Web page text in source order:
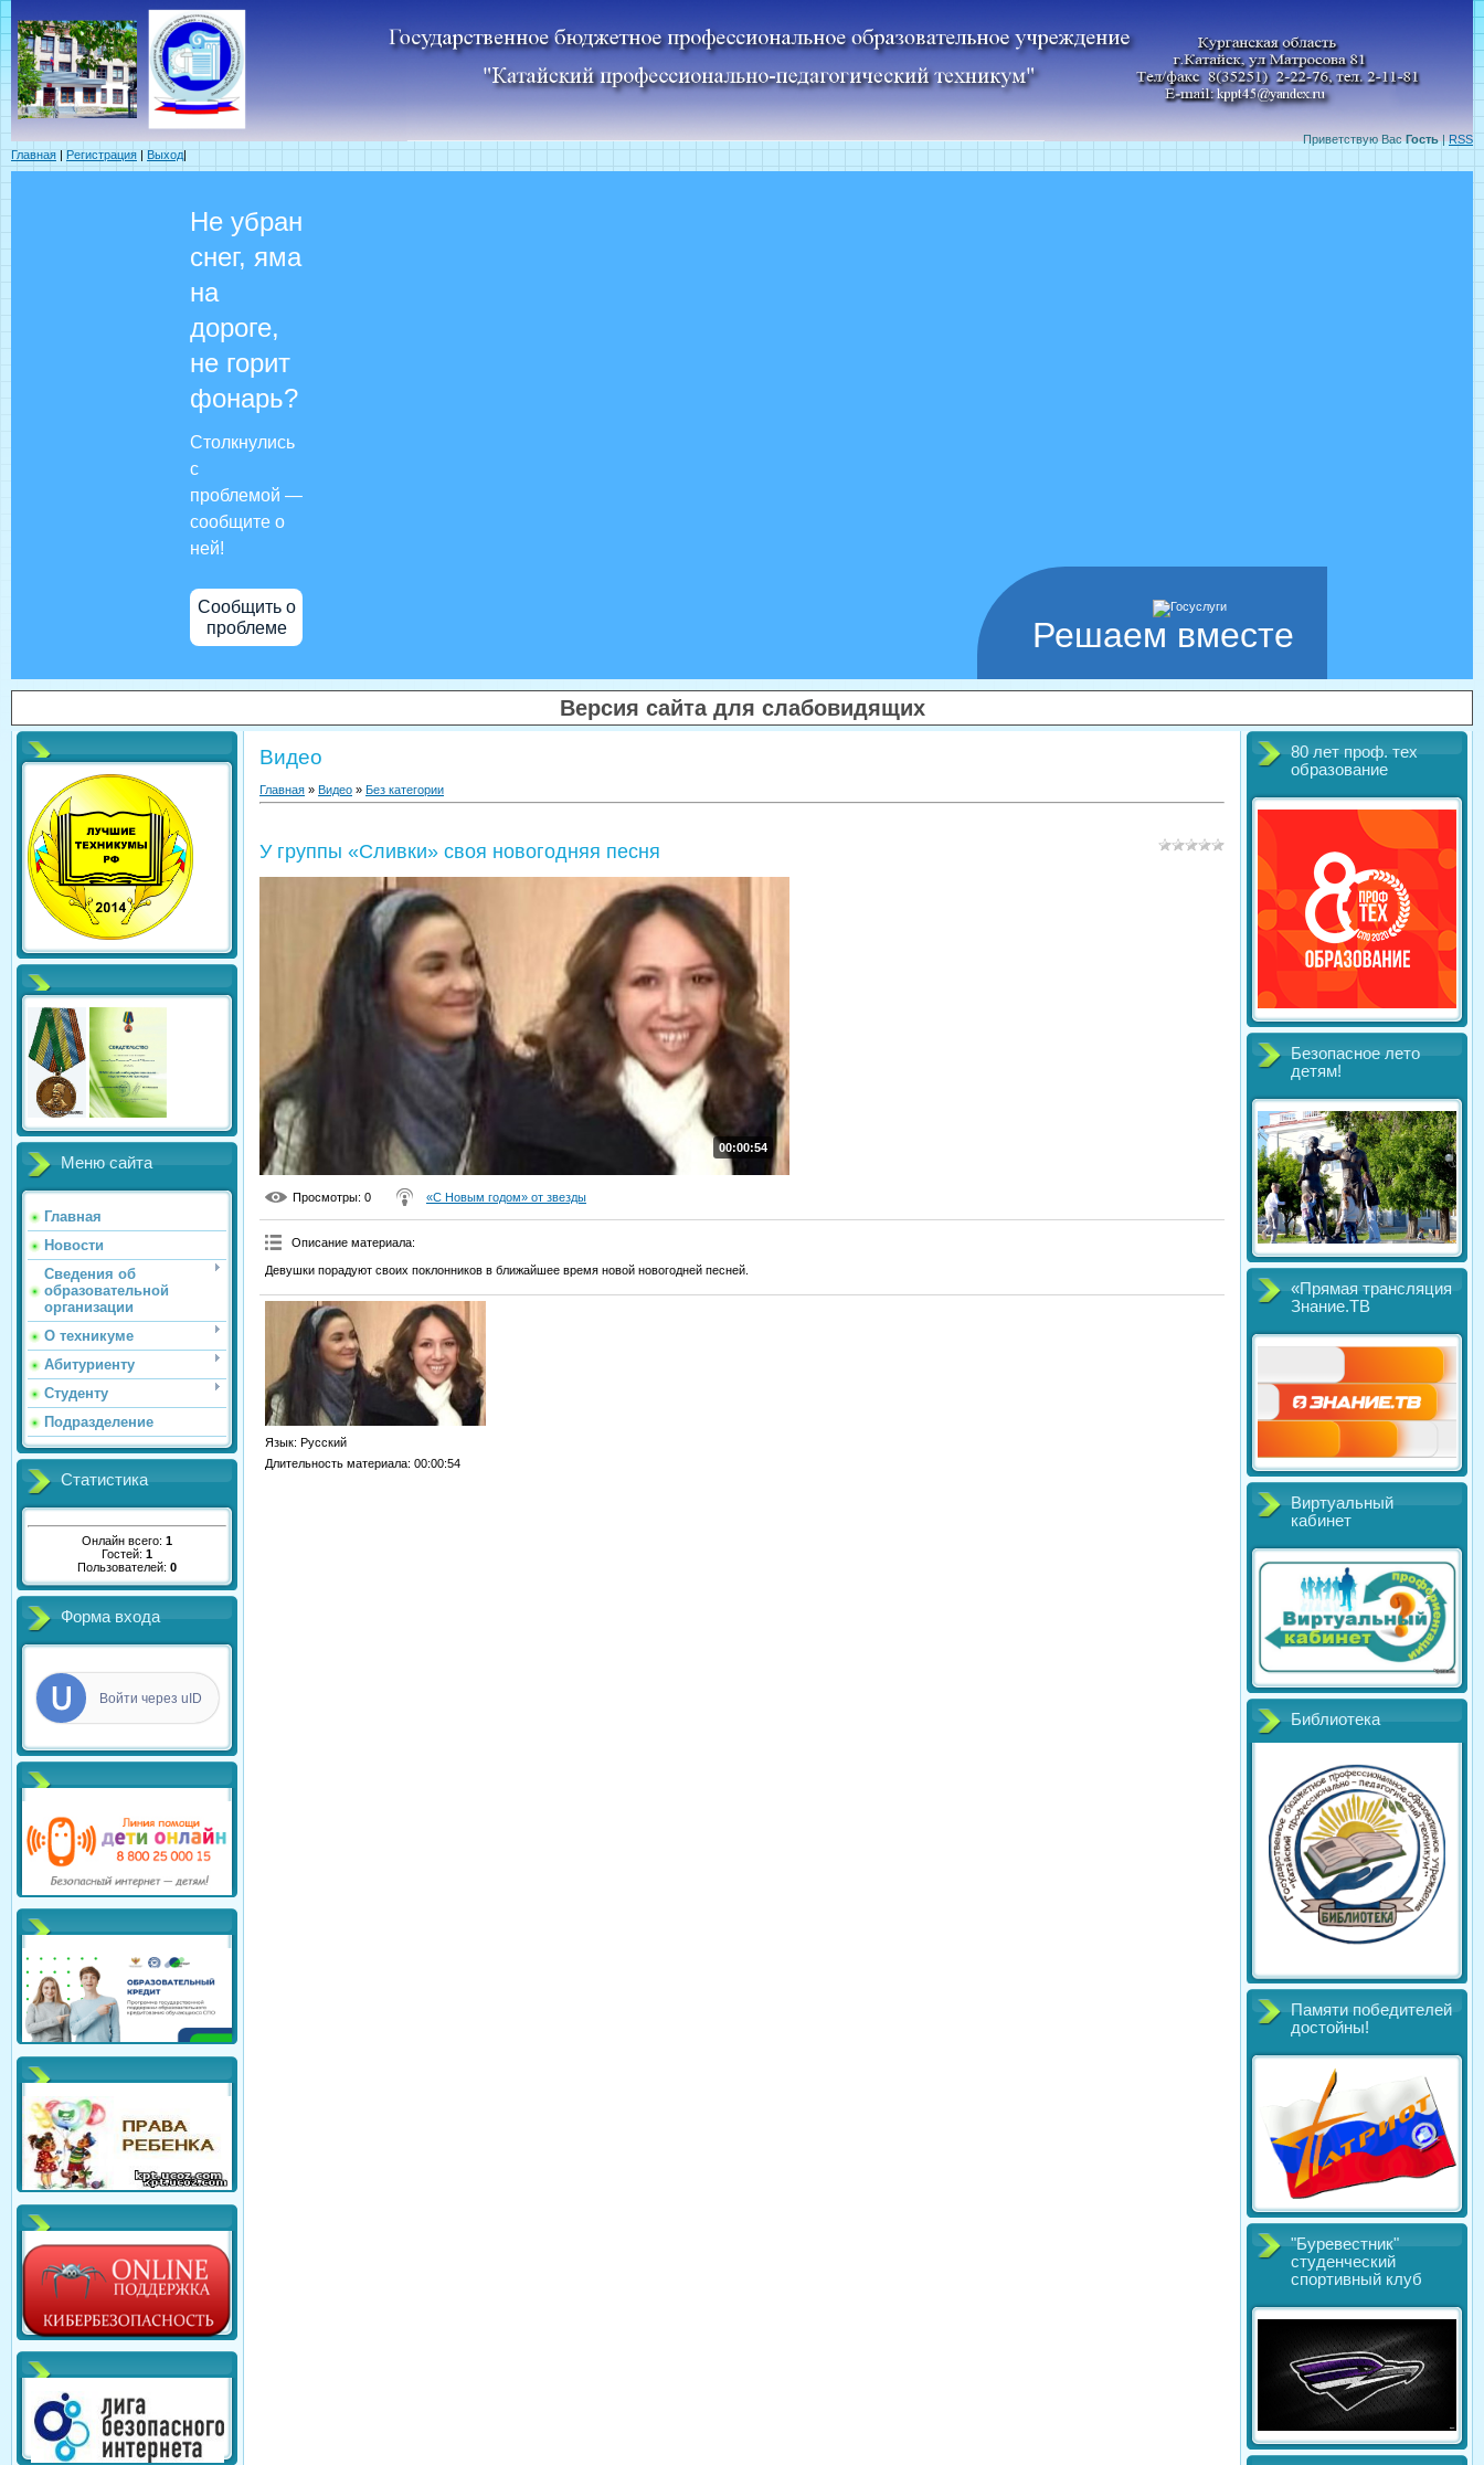
Приветствую Вас Гость|RSS
Главная | Регистрация | Выход|
Решаем вместе
Не убран
снег, яма
на
дороге,
не горит
фонарь?
Столкнулись
с
проблемой —
сообщите о
ней!
Сообщить о
проблеме
Версия сайта для слабовидящих
Меню сайта
Главная
Новости
Сведения об
образовательной
организации
О техникуме
Абитуриенту
Студенту
Подразделение
Статистика
Онлайн всего: 1
Гостей: 1
Пользователей: 0
Форма входа
Войти через uID
Видео
Главная » Видео » Без категории
У группы «Сливки» своя новогодняя песня
00:00:54
Просмотры: 0 «С Новым годом» от звезды
Описание материала:
Девушки порадуют своих поклонников в ближайшее время новой новогодней песней.
Язык: Русский
Длительность материала: 00:00:54
80 лет проф. тех
образование
Безопасное лето
детям!
«Прямая трансляция
Знание.ТВ
Виртуальный
кабинет
Библиотека
Памяти победителей
достойны!
"Буревестник"
студенческий
спортивный клуб